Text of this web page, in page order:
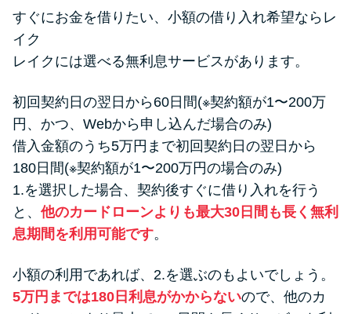
すぐにお金を借りたい、小額の借り入れ希望ならレ
イク
レイクには選べる無利息サービスがあります。
初回契約日の翌日から60日間(※契約額が1〜200万
円、かつ、Webから申し込んだ場合のみ)
借入金額のうち5万円まで初回契約日の翌日から
180日間(※契約額が1〜200万円の場合のみ)
1.を選択した場合、契約後すぐに借り入れを行う
と、 他のカードローンよりも最大30日間も長く無利
息期間を利用可能です。
小額の利用であれば、2.を選ぶのもよいでしょう。
5万円までは180日利息がかからないので、他のカ